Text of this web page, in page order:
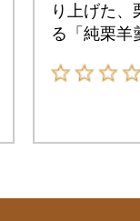
り上げた、
る「純栗羊